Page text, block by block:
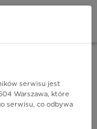
serwisu jest
Warszawa, które
serwisu, co odbywa
INSTALUJ